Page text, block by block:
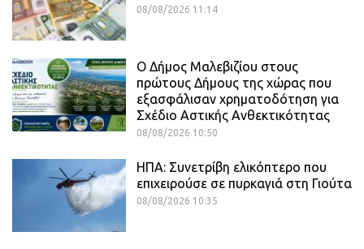
08/08/2026 11:14
Ο Δήμος Μαλεβιζίου στους
πρώτους Δήμους της χώρας που
εξασφάλισαν χρηματοδότηση για
Σχέδιο Αστικής Ανθεκτικότητας
08/08/2026 10:50
ΗΠΑ: Συνετρίβη ελικόπτερο που
επιχειρούσε σε πυρκαγιά στη Γιούτα
08/08/2026 10:35